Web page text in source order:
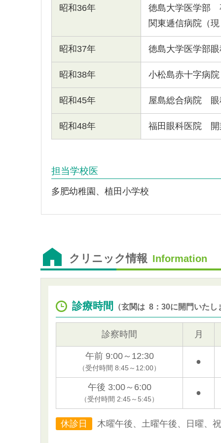
昭和36年
徳島大学医学部
関東逓信病院（
昭和37年 徳島大学医学部
昭和38年 小松島赤十字病
昭和45年 屋島総合病院 眼
昭和48年 福田眼科医院 開
担当学校医
多肥幼稚園、植田小学校
クリニック情報 Information
診療時間 （玄関は 8：30に開門いたし
診察時間 月
午前 9:00～12:30
（受付時間 8:45～12:00）
●
午後 3:00～6:00
（受付時間 2:45～5:45）
●
休診日 木曜午後、土曜午後、日曜、